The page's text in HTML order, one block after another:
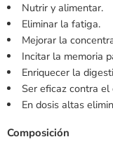
Nutrir y alimentar.
Eliminar la fatiga.
Mejorar la
Incitar la memoria
Enriquecer la
Ser eficaz contra
En dosis altas
Composición